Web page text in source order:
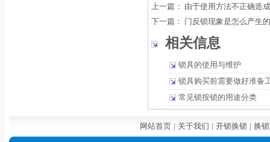
上一篇： 由于使用方法不正确造
下一篇： 门反锁现象是怎么产生
相关信息
锁具的使用与维护
锁具购买前需要做好准备
常见锁按锁的用途分类
网站首页 | 关于我们 | 开锁换锁 | 换